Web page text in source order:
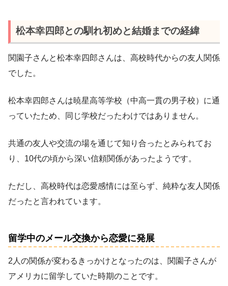
松本幸四郎との馴れ初めと結婚までの経緯
関園子さんと松本幸四郎さんは、高校時代からの友人関係
でした。
松本幸四郎さんは暁星高等学校（中高一貫の男子校）に通
っていたため、同じ学校だったわけではありません。
共通の友人や交流の場を通じて知り合ったとみられてお
り、10代の頃から深い信頼関係があったようです。
ただし、高校時代は恋愛感情には至らず、純粋な友人関係
だったと言われています。
留学中のメール交換から恋愛に発展
2人の関係が変わるきっかけとなったのは、関園子さんが
アメリカに留学していた時期のことです。